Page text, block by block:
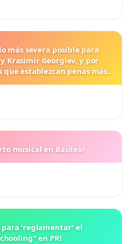
más severa posible para
Krasimir Georgiev, y por
establezcan penas más
musical en Basilea!
para 'reglamentar' el
en PR!